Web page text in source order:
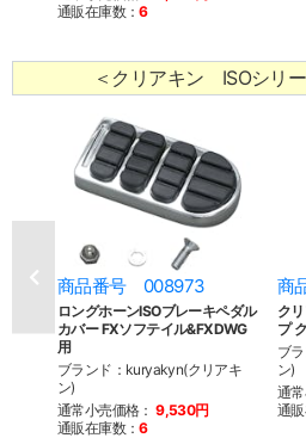
通販在庫数：6
＜クリアキン ISOシリ
商品番号 008973
ロングホーンISOブレーキペダル
カバー FXソフテイル&FXDWG
用
ブランド：kuryakyn(クリアキ
ン)
通常小売価格： 9,530円
通販在庫数：6
商
ク
プ
ブ
ン)
通常
通